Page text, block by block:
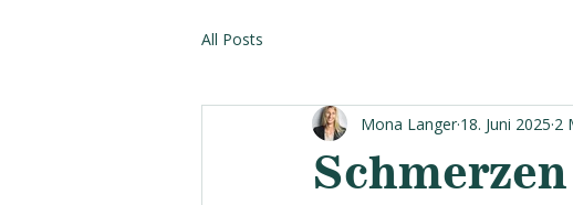
All Posts
Mona Langer 18. Juni 2025 2